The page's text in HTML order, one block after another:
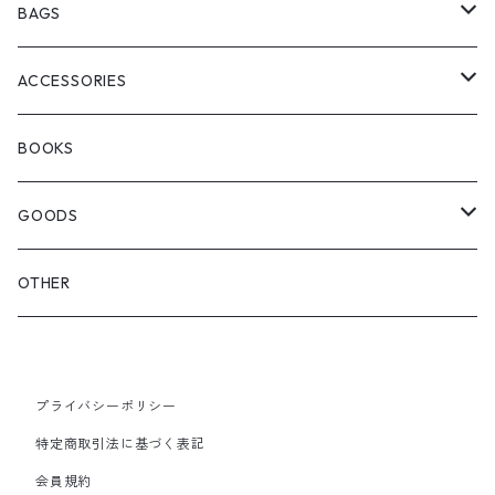
ChaosFissingClubxALLMOSTBLACK
WOODBLOCK
SEDAN ALL-PURPOSE
KICKS
BOOTS
BAGS
BACKPACK
SHOULDER
OTHER BAGS
ACCESSORIES
EYE WEAR
CAP&HAT
GLOVES&SCARF
SHOULDER
SMALL BAG
BOOKS
GOODS
TOY
PINS& PINBACK
SOX
OTHER
プライバシーポリシー
特定商取引法に基づく表記
会員規約